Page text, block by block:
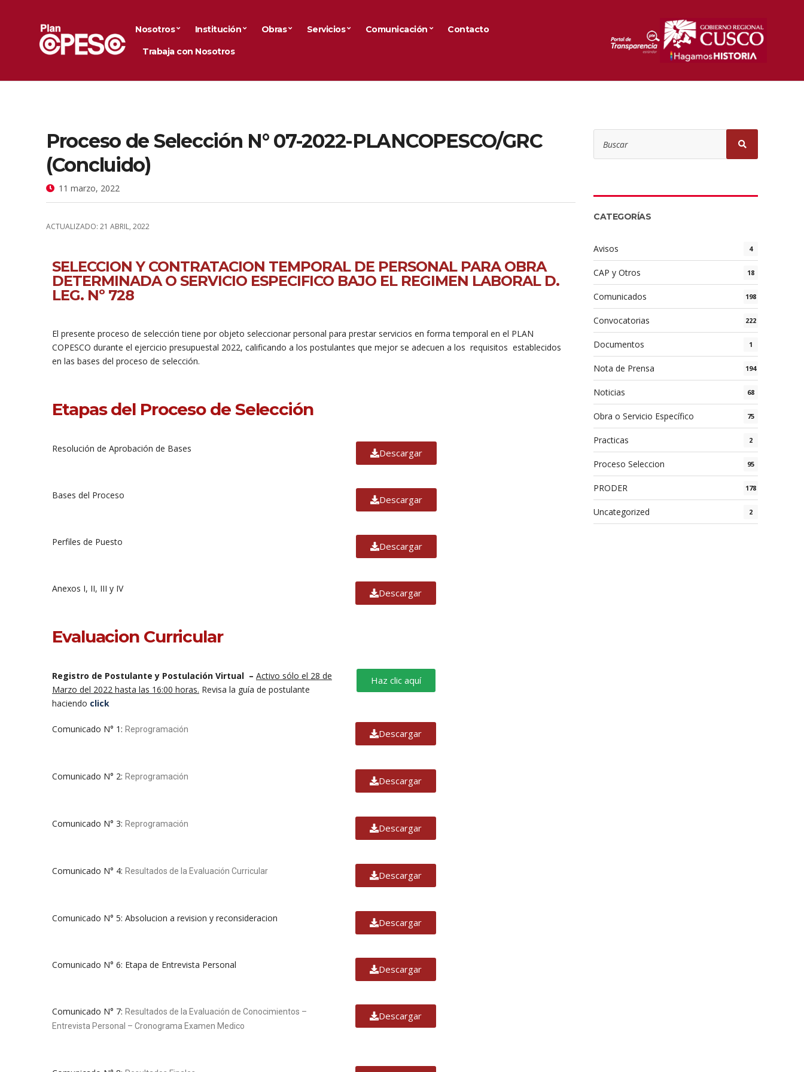
Nosotros Institución Obras Servicios Comunicación Contacto
Trabaja con Nosotros
Proceso de Selección N° 07-2022-PLANCOPESCO/GRC
(Concluido)
11 marzo, 2022
ACTUALIZADO: 21 ABRIL, 2022
SELECCION Y CONTRATACION TEMPORAL DE PERSONAL PARA OBRA
DETERMINADA O SERVICIO ESPECIFICO BAJO EL REGIMEN LABORAL D.
LEG. Nº 728
El presente proceso de selección tiene por objeto seleccionar personal para prestar servicios en forma temporal en el PLAN
COPESCO durante el ejercicio presupuestal 2022, calificando a los postulantes que mejor se adecuen a los requisitos establecidos
en las bases del proceso de selección.
Etapas del Proceso de Selección
Resolución de Aprobación de Bases Descargar
Bases del Proceso Descargar
Perfiles de Puesto Descargar
Anexos I, II, III y IV Descargar
Evaluacion Curricular
Registro de Postulante y Postulación Virtual – Activo sólo el 28 de
Marzo del 2022 hasta las 16:00 horas. Revisa la guía de postulante
haciendo click
Haz clic aquí
Comunicado N° 1: Reprogramación Descargar
Comunicado N° 2: Reprogramación Descargar
Comunicado N° 3: Reprogramación Descargar
Comunicado N° 4: Resultados de la Evaluación Curricular Descargar
Comunicado N° 5: Absolucion a revision y reconsideracion Descargar
Comunicado N° 6: Etapa de Entrevista Personal Descargar
Comunicado N° 7: Resultados de la Evaluación de Conocimientos –
Entrevista Personal – Cronograma Examen Medico
Descargar
CATEGORÍAS
Avisos 4
CAP y Otros 18
Comunicados 198
Convocatorias 222
Documentos 1
Nota de Prensa 194
Noticias 68
Obra o Servicio Específico 75
Practicas 2
Proceso Seleccion 95
PRODER 178
Uncategorized 2